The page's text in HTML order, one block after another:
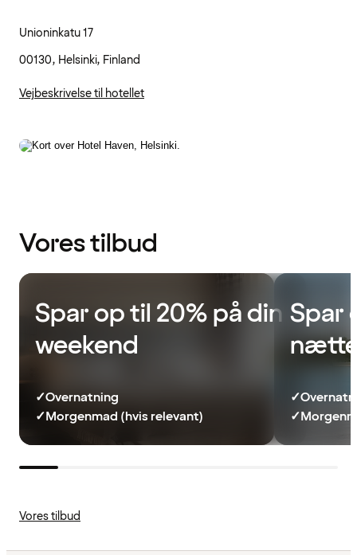
Unioninkatu 17
00130, Helsinki, Finland
Vejbeskrivelse til hotellet
Vores tilbud
Spar op til 20% på din
weekend
✓Overnatning
✓Morgenmad (hvis relevant)
Spar
✓
✓
Vores tilbud